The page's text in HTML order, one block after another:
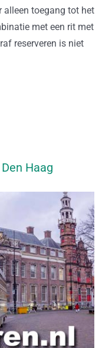
alleen toegang tot het
met een rit met
reserveren is niet
Haag